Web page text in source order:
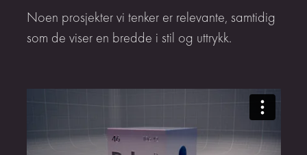
Noen prosjekter vi tenker er relevante, samtidig
som de viser en bredde i stil og uttrykk.